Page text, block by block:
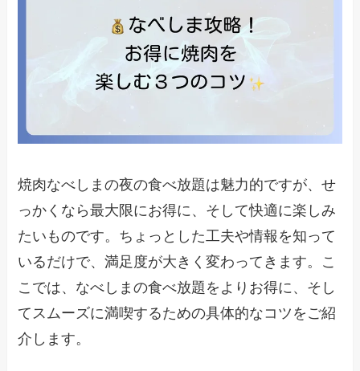
焼肉なべしまの夜の食べ放題は魅力的ですが、せ
っかくなら最大限にお得に、そして快適に楽しみ
たいものです。ちょっとした工夫や情報を知って
いるだけで、満足度が大きく変わってきます。こ
こでは、なべしまの食べ放題をよりお得に、そし
てスムーズに満喫するための具体的なコツをご紹
介します。